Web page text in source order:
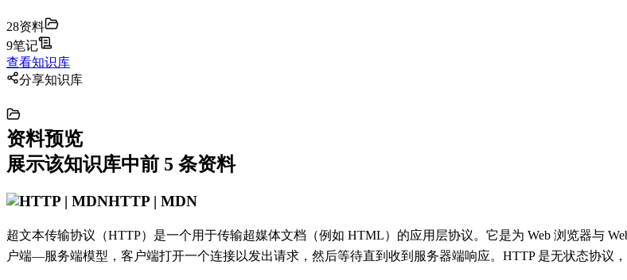
28资料
9笔记
查看知识库
分享知识库
资料预览
展示该知识库中前 5 条资料
HTTP | MDN
超文本传输协议（HTTP）是一个用于传输超媒体文档（例如 HTML）的应用层协议。它是为 Web 浏览器与
户端—服务端模型，客户端打开一个连接以发出请求，然后等待直到收到服务器端响应。HTTP 是无状态协议